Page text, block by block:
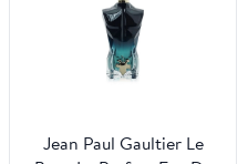
Jean Paul Gaultier Le